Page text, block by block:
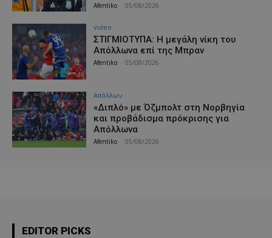
Afentiko 05/08/2026
video
ΣΤΙΓΜΙΟΤΥΠΑ: Η μεγάλη νίκη του
Απόλλωνα επί της Μπραν
Afentiko 05/08/2026
Απόλλων
«Διπλό» με Όζμπολτ στη Νορβηγία
και προβάδισμα πρόκρισης για
Απόλλωνα
Afentiko 05/08/2026
EDITOR PICKS